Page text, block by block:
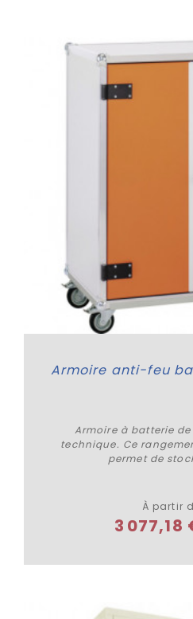
Armoire anti-feu
Armoire à batterie
technique. Ce
permet de
À partir
3 077,18